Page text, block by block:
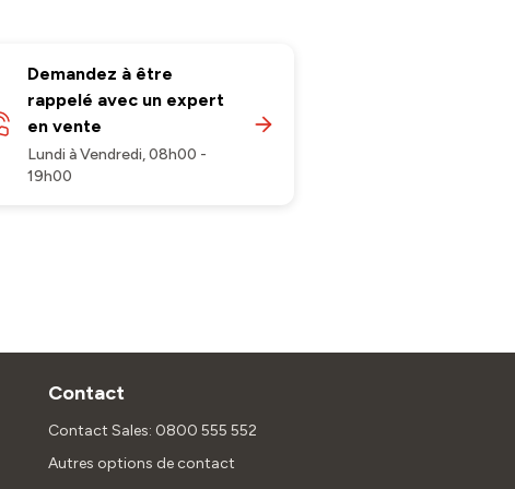
Demandez à être
rappelé avec un expert
en vente
Lundi à Vendredi, 08h00 -
19h00
Contact
Contact Sales: 0800 555 552
Autres options de contact